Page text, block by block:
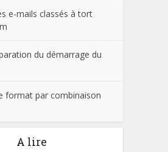
e-mails classés à tort
du démarrage du
format par combinaison
A lire